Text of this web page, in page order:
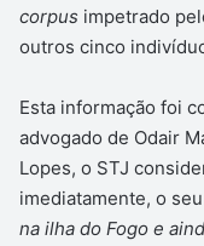
corpus impetrado
outros cinco
Esta informação foi
advogado de Odair
Lopes, o STJ
imediatamente, o
na ilha do Fogo e